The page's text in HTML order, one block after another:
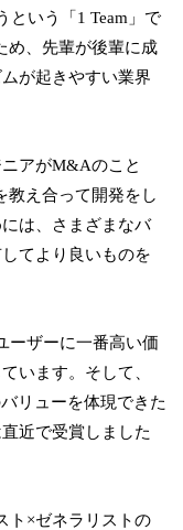
という「1 Team」で
め、先輩が後輩に成
が起きやすい業界
アがM&Aのこと
教え合って開発をし
は、さまざまなバ
てより良いものを
ーザーに一番高い価
います。そして、
リューを体現できた
近で受賞しました
ト×ゼネラリストの